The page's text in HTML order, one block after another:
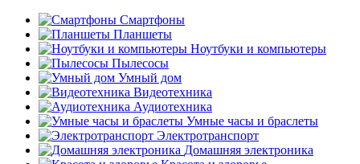
Смартфоны
Планшеты
Ноутбуки и компьютеры
Пылесосы
Умный дом
Видеотехника
Аудиотехника
Умные часы и браслеты
Электротранспорт
Домашняя электроника